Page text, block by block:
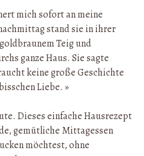
mich sofort an meine
stand sie in ihrer
Teig und
ganze Haus. Sie sagte
keine große Geschichte
Liebe. »
Dieses einfache Hausrezept
gemütliche Mittagessen
möchtest, ohne